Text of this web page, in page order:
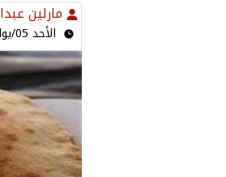
مارلين
الأحد 05/يوليو/2026 - 01:45 م